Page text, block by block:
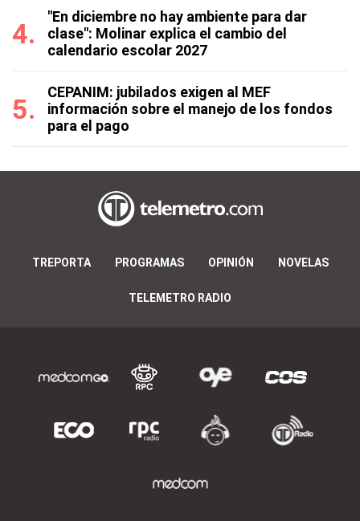
"En diciembre no hay ambiente para dar
clase": Molinar explica el cambio del
calendario escolar 2027
CEPANIM: jubilados exigen al MEF
información sobre el manejo de los fondos
para el pago
TREPORTA PROGRAMAS OPINIÓN NOVELAS
TELEMETRO RADIO